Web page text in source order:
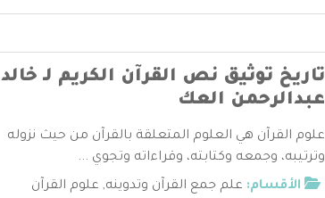
تاريخ توثيق نص القرآن الكريم لـ خالد
عبدالرحمن العك
علوم القرآن هي العلوم المتعلقة بالقرآن من حيث نزوله
وترتيبه، وجمعه وكتابته، وقراءاته وتجوي ...
الأقسام: علم جمع القرآن وتدوينه, علوم القرآن